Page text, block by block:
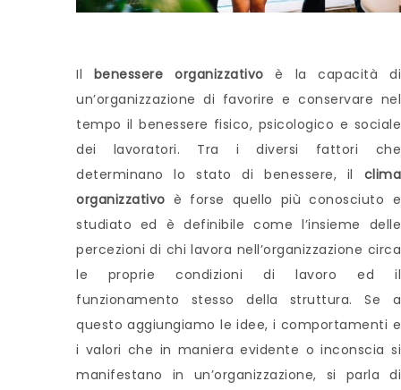
Il benessere organizzativo è la capacità di
un’organizzazione di favorire e conservare nel
tempo il benessere fisico, psicologico e sociale
dei lavoratori. Tra i diversi fattori che
determinano lo stato di benessere, il clima
organizzativo è forse quello più conosciuto e
studiato ed è definibile come l’insieme delle
percezioni di chi lavora nell’organizzazione circa
le proprie condizioni di lavoro ed il
funzionamento stesso della struttura. Se a
questo aggiungiamo le idee, i comportamenti e
i valori che in maniera evidente o inconscia si
manifestano in un’organizzazione, si parla di